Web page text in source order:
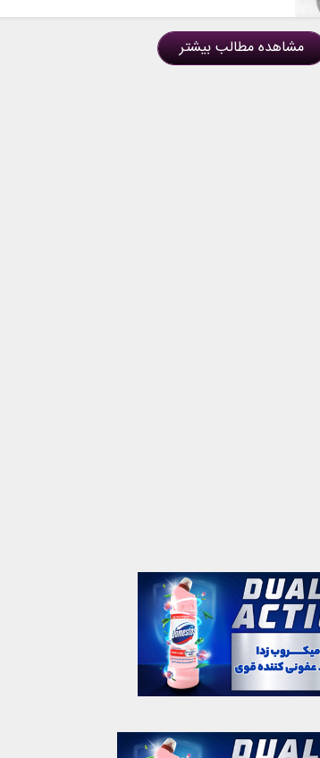
مشاهده مطالب بیشتر